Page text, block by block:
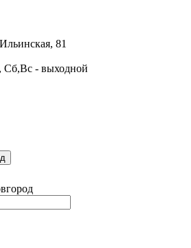
81
Cб,Вс - выходной